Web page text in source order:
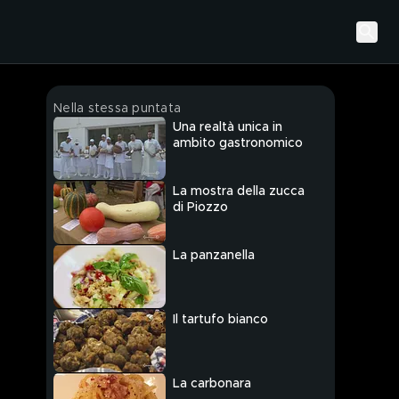
Nella stessa puntata
Una realtà unica in
ambito gastronomico
La mostra della zucca
di Piozzo
La panzanella
Il tartufo bianco
La carbonara